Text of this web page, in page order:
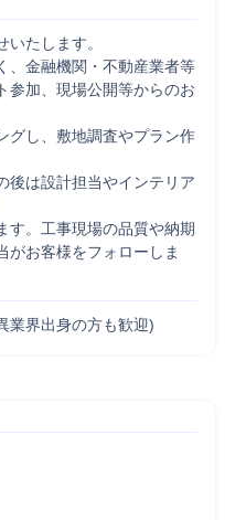
たします。
、金融機関・不動産業者等
参加、現場公開等からのお
グし、敷地調査やプラン作
後は設計担当やインテリア
す。工事現場の品質や納期
がお客様をフォローしま
業界出身の方も歓迎)